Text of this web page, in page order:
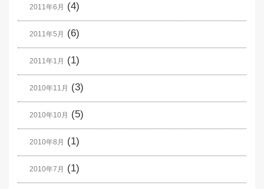
2011年6月 (4)
2011年5月 (6)
2011年1月 (1)
2010年11月 (3)
2010年10月 (5)
2010年8月 (1)
2010年7月 (1)